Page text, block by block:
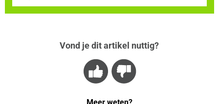
Vond je dit artikel nuttig?